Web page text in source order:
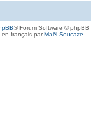
® Forum Software © phpBB
en français parMaël Soucaze